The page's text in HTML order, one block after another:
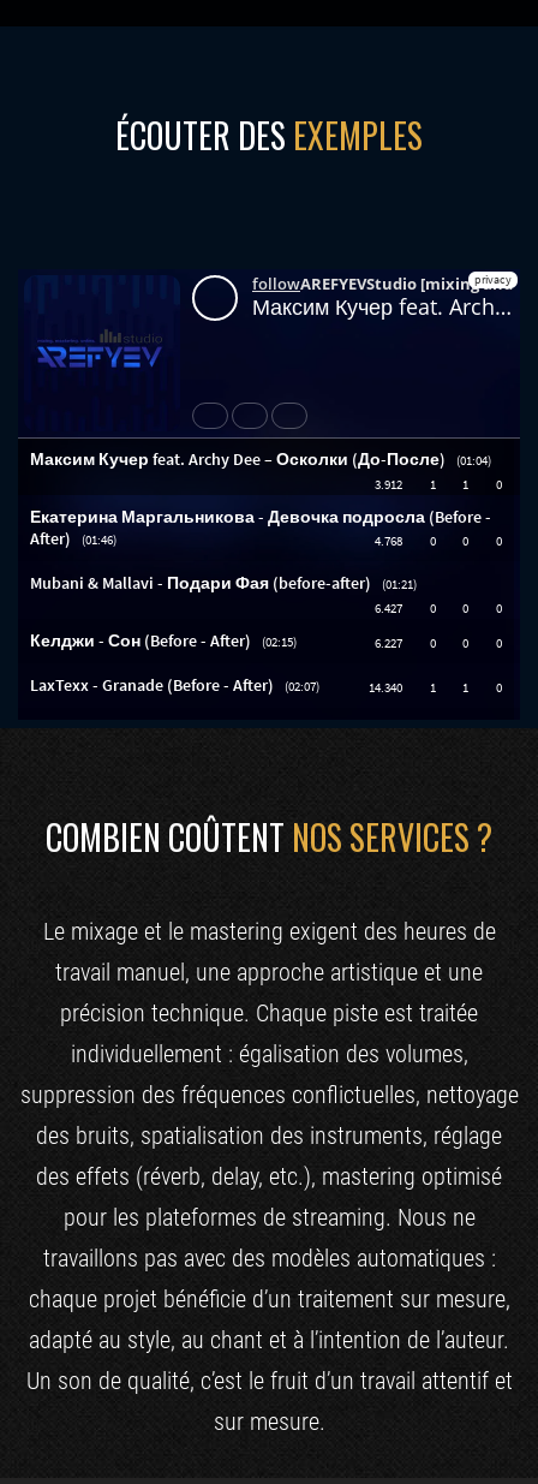
ÉCOUTER DES EXEMPLES
COMBIEN COÛTENT NOS SERVICES ?
Le mixage et le mastering exigent des heures de
travail manuel, une approche artistique et une
précision technique. Chaque piste est traitée
individuellement : égalisation des volumes,
suppression des fréquences conflictuelles, nettoyage
des bruits, spatialisation des instruments, réglage
des effets (réverb, delay, etc.), mastering optimisé
pour les plateformes de streaming. Nous ne
travaillons pas avec des modèles automatiques :
chaque projet bénéficie d’un traitement sur mesure,
adapté au style, au chant et à l’intention de l’auteur.
Un son de qualité, c’est le fruit d’un travail attentif et
sur mesure.